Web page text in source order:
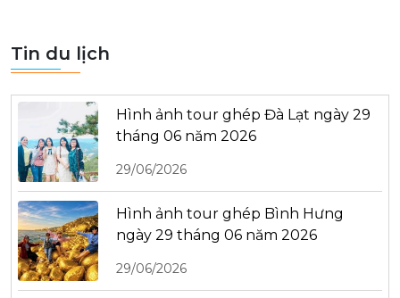
Tin du lịch
Hình ảnh tour ghép Đà Lạt ngày 29
tháng 06 năm 2026
29/06/2026
Hình ảnh tour ghép Bình Hưng
ngày 29 tháng 06 năm 2026
29/06/2026